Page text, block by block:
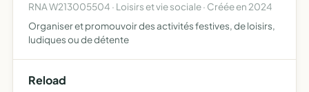
RNA W213005504 · Loisirs et vie sociale · Créée en 2024
Organiser et promouvoir des activités festives, de loisirs,
ludiques ou de détente
Reload